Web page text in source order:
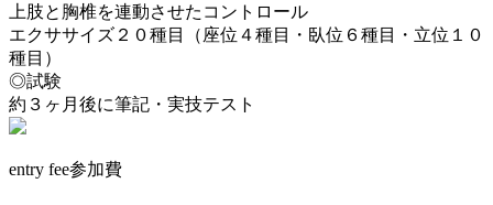
上肢と胸椎を連動させたコントロール
エクササイズ２０種目（座位４種目・臥位６種目・立位１０
種目）
◎試験
約３ヶ月後に筆記・実技テスト
entry fee参加費